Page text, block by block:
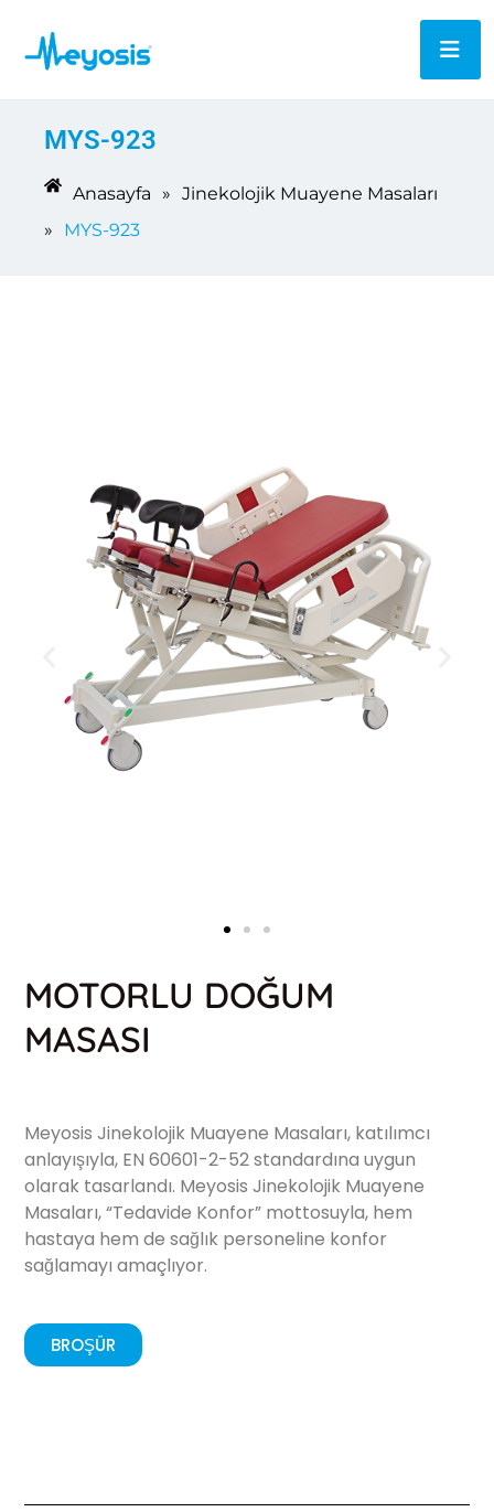
MYS-923
Anasayfa » Jinekolojik Muayene Masaları
»
MYS-923
MOTORLU DOĞUM
MASASI
Meyosis Jinekolojik Muayene Masaları, katılımcı
anlayışıyla, EN 60601-2-52 standardına uygun
olarak tasarlandı. Meyosis Jinekolojik Muayene
Masaları, “Tedavide Konfor” mottosuyla, hem
hastaya hem de sağlık personeline konfor
sağlamayı amaçlıyor.
BROŞÜR